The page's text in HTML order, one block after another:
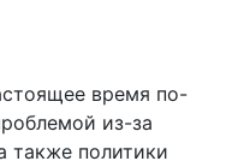
время по-
из-за
также политики